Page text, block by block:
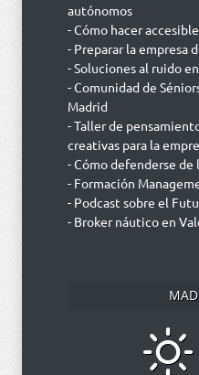
autónomos
- Cómo hacer
- Preparar la empresa
- Soluciones al ruido
- Comunidad de
Madrid
- Taller de
creativas para la
- Cómo defenderse
- Formación
- Podcast sobre el
- Broker náutico en